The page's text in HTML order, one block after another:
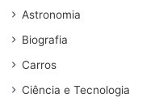
Astronomia
Biografia
Carros
Ciência e Tecnologia